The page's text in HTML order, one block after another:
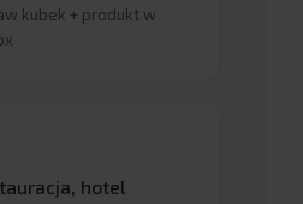
kubek + produkt w
hotel